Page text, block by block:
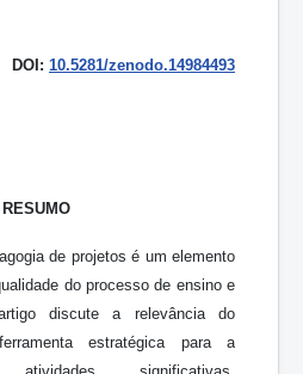
DOI: 10.5281/zenodo.14984493
RESUMO
de projetos é um elemento
do processo de ensino e
discute a relevância do
estratégica para a